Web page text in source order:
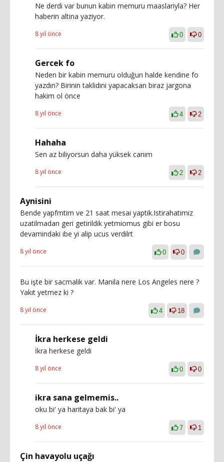
Ne derdi var bunun kabin memuru maaslariyla? Her
haberin altina yaziyor.
8 yıl önce 0 0
Gercek fo
Neden bir kabin memuru olduğun halde kendine fo
yazdın? Birinin taklidini yapacaksan biraz jargona
hakim ol önce
8 yıl önce 4 2
Hahaha
Sen az biliyorsun daha yüksek canım
8 yıl önce 2 2
Aynisini
Bende yapfmtim ve 21 saat mesai yaptik.Istirahatimiz
uzatilmadan geri getirildik yetmiomus gibi er bosu
devamindaki ibe yi alip ucus verdilrt
8 yıl önce 0 0
Bu işte bir sacmalik var. Manila nere Los Angeles nere ?
Yakıt yetmez ki ?
8 yıl önce 4 18
İkra herkese geldi
İkra herkese geldi
8 yıl önce 0 0
ikra sana gelmemis..
oku bi' ya haritaya bak bi' ya
8 yıl önce 7 1
Çin havayolu uçağı